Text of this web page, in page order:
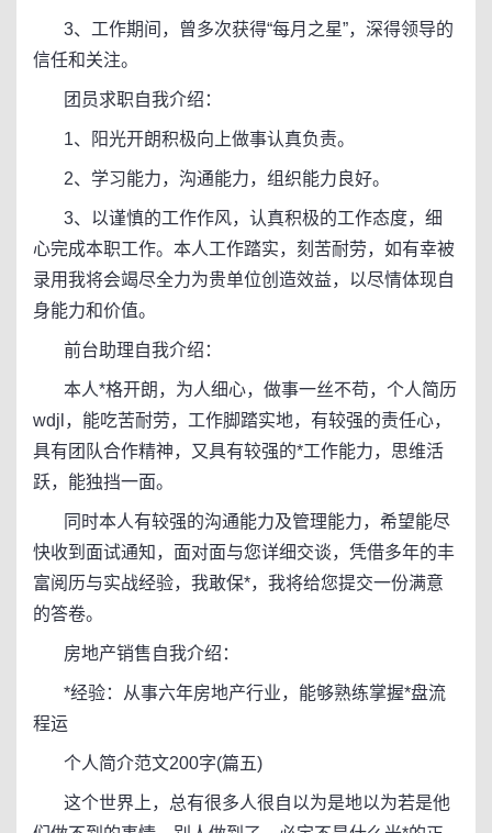
3、工作期间，曾多次获得“每月之星”，深得领导的
信任和关注。
团员求职自我介绍：
1、阳光开朗积极向上做事认真负责。
2、学习能力，沟通能力，组织能力良好。
3、以谨慎的工作作风，认真积极的工作态度，细
心完成本职工作。本人工作踏实，刻苦耐劳，如有幸被
录用我将会竭尽全力为贵单位创造效益，以尽情体现自
身能力和价值。
前台助理自我介绍：
本人*格开朗，为人细心，做事一丝不苟，个人简历
wdjl，能吃苦耐劳，工作脚踏实地，有较强的责任心，
具有团队合作精神，又具有较强的*工作能力，思维活
跃，能独挡一面。
同时本人有较强的沟通能力及管理能力，希望能尽
快收到面试通知，面对面与您详细交谈，凭借多年的丰
富阅历与实战经验，我敢保*，我将给您提交一份满意
的答卷。
房地产销售自我介绍：
*经验：从事六年房地产行业，能够熟练掌握*盘流
程运
个人简介范文200字(篇五)
这个世界上，总有很多人很自以为是地以为若是他